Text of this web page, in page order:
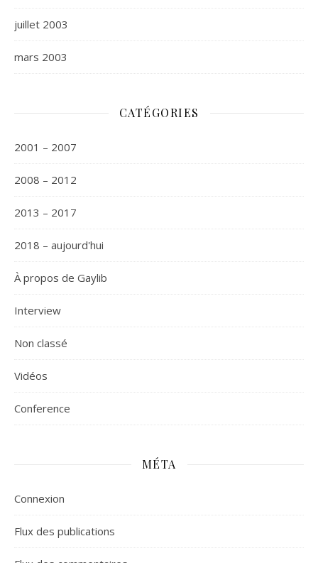
juillet 2003
mars 2003
CATÉGORIES
2001 – 2007
2008 – 2012
2013 – 2017
2018 – aujourd'hui
À propos de Gaylib
Interview
Non classé
Vidéos
Сonference
MÉTA
Connexion
Flux des publications